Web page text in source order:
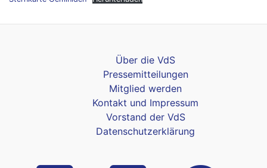
Über die VdS
Pressemitteilungen
Mitglied werden
Kontakt und Impressum
Vorstand der VdS
Datenschutzerklärung